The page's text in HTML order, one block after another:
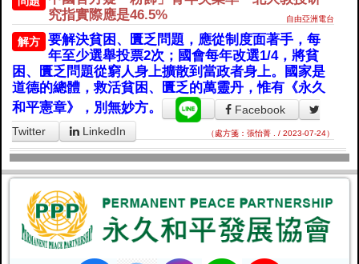
究指實際應是46.5%
自由亞洲電台
解方
要解決貧困、匱乏問題，應從制度面著手，每
年至少選舉投票2次；國會每年改選1/4，將貧
困、匱乏問題從窮人身上擴散到當政者身上。國家是
道德的總體，救活貧困、匱乏的萬靈丹，惟有《永久
和平憲章》，別無妙方。
Facebook
Twitter
LinkedIn （處方箋：張怡菁 . / 2023-07-24）